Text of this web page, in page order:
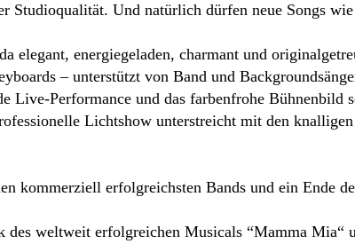
Und natürlich dürfen neue Songs
elegant, energiegeladen, charmant und
– unterstützt von Band und
Performance und das farbenfrohe Bühnenbild
Lichtshow unterstreicht mit den
erfolgreichsten Bands und ein Ende
weltweit erfolgreichen Musicals “Mamma